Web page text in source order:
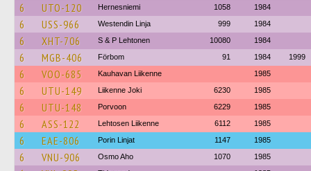
6 UTO-120 Hernesniemi 1058 1984
6 USS-966 Westendin Linja 999 1984
6 XHT-706 S & P Lehtonen 10080 1984
6 MGB-406 Förbom 91 1984 1999
6 VOO-685 Kauhavan Liikenne 1985
6 UTU-149 Liikenne Joki 6230 1985
6 UTU-148 Porvoon 6229 1985
6 ASS-122 Lehtosen Liikenne 6112 1985
6 EAE-806 Porin Linjat 1147 1985
6 VNU-906 Osmo Aho 1070 1985